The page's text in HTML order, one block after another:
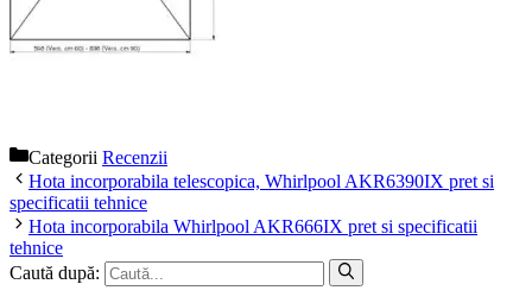
Categorii Recenzii
Hota incorporabila telescopica, Whirlpool AKR6390IX pret si
specificatii tehnice
Hota incorporabila Whirlpool AKR666IX pret si specificatii
tehnice
Caută după: